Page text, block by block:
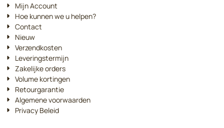
Mijn Account
Hoe kunnen we u helpen?
Contact
Nieuw
Verzendkosten
Leveringstermijn
Zakelijke orders
Volume kortingen
Retourgarantie
Algemene voorwaarden
Privacy Beleid